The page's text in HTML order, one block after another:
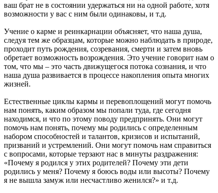
ваш брат не в состоянии удержаться ни на одной работе, хотя
возможности у вас с ним были одинаковы, и т.д.
Учение о карме и реинкарнации объясняет, что наша душа,
следуя тем же образцам, которые можно наблюдать в природе,
проходит путь рождения, созревания, смерти и затем вновь
обретает возможность возрождения. Это учение говорит нам о
том, что мы – это часть движущегося потока сознания, и что
наша душа развивается в процессе накопления опыта многих
жизней.
Естественные циклы кармы и перевоплощений могут помочь
нам понять, каким образом мы попали туда, где сегодня
находимся, и что по этому поводу предпринять. Они могут
помочь нам понять, почему мы родились с определенным
набором способностей и талантов, кризисов и испытаний,
призваний и устремлений. Они могут помочь нам справиться
с вопросами, которые терзают нас в минуты раздражения:
«Почему я родился у этих родителей? Почему эти дети
родились у меня? Почему я боюсь воды или высоты? Почему
я не вышла замуж или несчастливо женился?» и т.д.